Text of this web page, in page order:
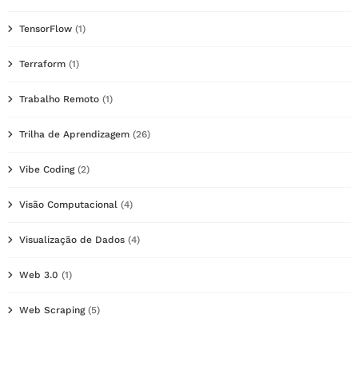
TensorFlow (1)
Terraform (1)
Trabalho Remoto (1)
Trilha de Aprendizagem (26)
Vibe Coding(2)
Visão Computacional (4)
Visualização de Dados (4)
Web 3.0 (1)
Web Scraping(5)